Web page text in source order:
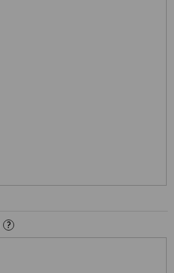
?